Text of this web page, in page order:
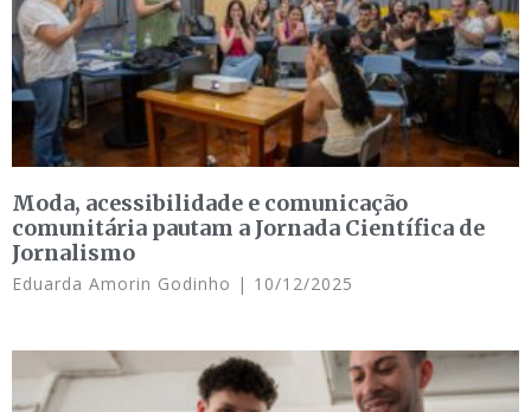
Moda, acessibilidade e comunicação
comunitária pautam a Jornada Científica de
Jornalismo
Eduarda Amorin Godinho 10/12/2025